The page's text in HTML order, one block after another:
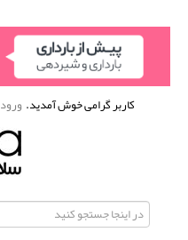
کاربر گرامی خوش آمدید.ورود